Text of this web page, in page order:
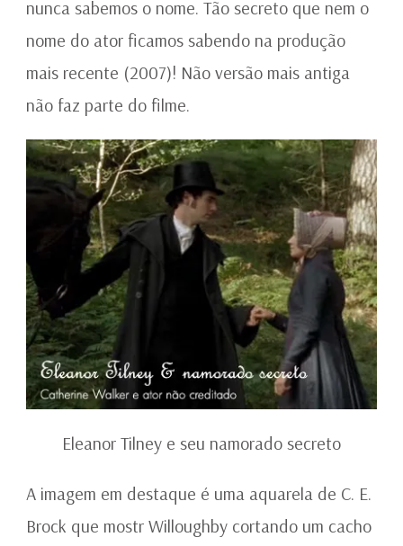
nunca sabemos o nome. Tão secreto que nem o
nome do ator ficamos sabendo na produção
mais recente (2007)! Não versão mais antiga
não faz parte do filme.
Eleanor Tilney e seu namorado secreto
A imagem em destaque é uma aquarela de C. E.
Brock que mostr Willoughby cortando um cacho